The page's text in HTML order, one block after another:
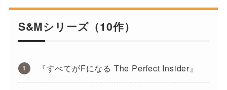
S&Mシリーズ（10作）
『すべてがFになる The Perfect Insider』